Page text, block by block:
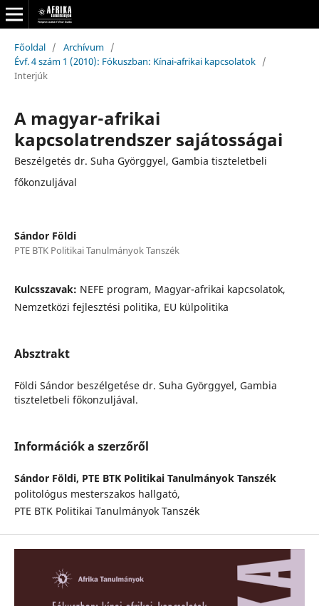
Főoldal / Archívum /
Évf. 4 szám 1 (2010): Fókuszban: Kínai-afrikai kapcsolatok /
Interjúk
A magyar-afrikai
kapcsolatrendszer sajátosságai
Beszélgetés dr. Suha Györggyel, Gambia tiszteletbeli
főkonzuljával
Sándor Földi
PTE BTK Politikai Tanulmányok Tanszék
Kulcsszavak: NEFE program, Magyar-afrikai kapcsolatok,
Nemzetközi fejlesztési politika, EU külpolitika
Absztrakt
Földi Sándor beszélgetése dr. Suha Györggyel, Gambia
tiszteletbeli főkonzuljával.
Információk a szerzőről
Sándor Földi, PTE BTK Politikai Tanulmányok Tanszék
politológus mesterszakos hallgató,
PTE BTK Politikai Tanulmányok Tanszék